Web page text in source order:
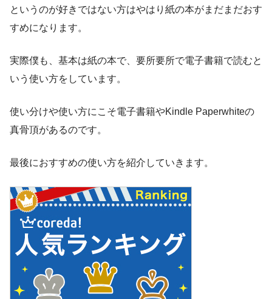
というのが好きではない方はやはり紙の本がまだまだおす
すめになります。
実際僕も、基本は紙の本で、要所要所で電子書籍で読むと
いう使い方をしています。
使い分けや使い方にこそ電子書籍やKindle Paperwhiteの
真骨頂があるのです。
最後におすすめの使い方を紹介していきます。